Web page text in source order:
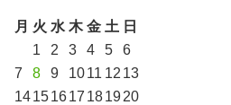
月 火 水 木 金 土 日
1
2 3 4 5
6
7
8 9 1011 12 13
14151617 181920